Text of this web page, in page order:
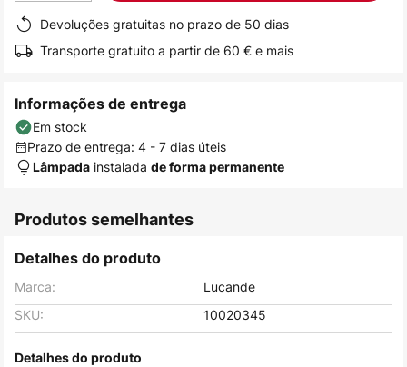
Devoluções gratuitas no prazo de 50 dias
Transporte gratuito a partir de 60 € e mais
Informações de entrega
Em stock
Prazo de entrega: 4 - 7 dias úteis
Lâmpada instalada de forma permanente
Produtos semelhantes
Detalhes do produto
Marca:
Lucande
SKU:
10020345
Detalhes do produto